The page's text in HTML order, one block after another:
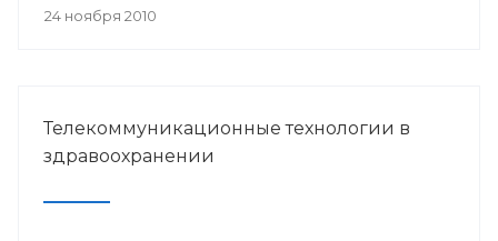
лечения сахарного диабета».
24 ноября 2010
Телекоммуникационные технологии в
здравоохранении